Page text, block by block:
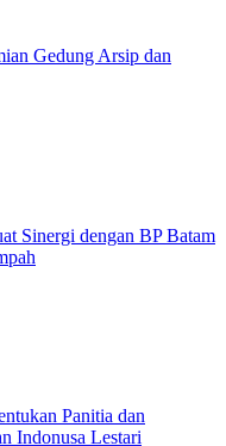
Gedung Arsip dan
Sinergi dengan BP Batam
Panitia dan
Indonusa Lestari